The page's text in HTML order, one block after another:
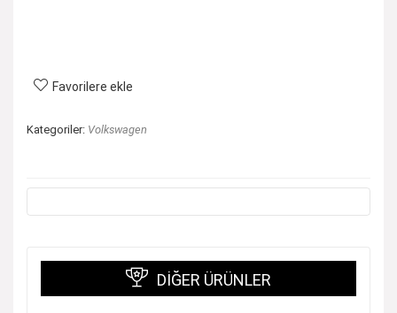
Favorilere ekle
Kategoriler: Volkswagen
DIĞER ÜRÜNLER